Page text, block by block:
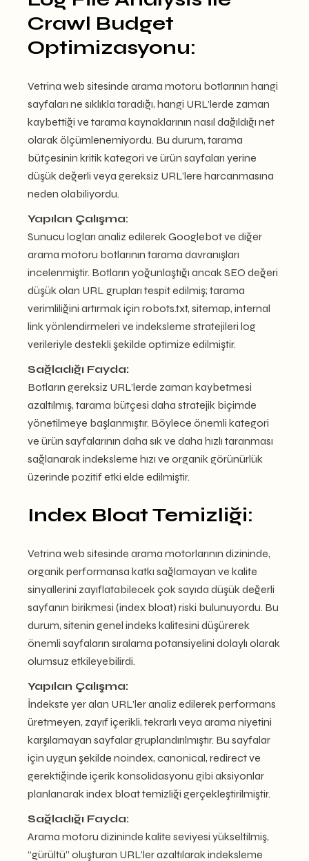
Crawl Budget
Optimizasyonu:
Vetrina web sitesinde arama motoru botlarının hangi
sayfaları ne sıklıkla taradığı, hangi URL’lerde zaman
kaybettiği ve tarama kaynaklarının nasıl dağıldığı net
olarak ölçümlenemiyordu. Bu durum, tarama
bütçesinin kritik kategori ve ürün sayfaları yerine
düşük değerli veya gereksiz URL’lere harcanmasına
neden olabiliyordu.
Yapılan Çalışma:
Sunucu logları analiz edilerek Googlebot ve diğer
arama motoru botlarının tarama davranışları
incelenmiştir. Botların yoğunlaştığı ancak SEO değeri
düşük olan URL grupları tespit edilmiş; tarama
verimliliğini artırmak için robots.txt, sitemap, internal
link yönlendirmeleri ve indeksleme stratejileri log
verileriyle destekli şekilde optimize edilmiştir.
Sağladığı Fayda:
Botların gereksiz URL’lerde zaman kaybetmesi
azaltılmış, tarama bütçesi daha stratejik biçimde
yönetilmeye başlanmıştır. Böylece önemli kategori
ve ürün sayfalarının daha sık ve daha hızlı taranması
sağlanarak indeksleme hızı ve organik görünürlük
üzerinde pozitif etki elde edilmiştir.
Index Bloat Temizliği:
Vetrina web sitesinde arama motorlarının dizininde,
organik performansa katkı sağlamayan ve kalite
sinyallerini zayıflatabilecek çok sayıda düşük değerli
sayfanın birikmesi (index bloat) riski bulunuyordu. Bu
durum, sitenin genel indeks kalitesini düşürerek
önemli sayfaların sıralama potansiyelini dolaylı olarak
olumsuz etkileyebilirdi.
Yapılan Çalışma:
İndekste yer alan URL’ler analiz edilerek performans
üretmeyen, zayıf içerikli, tekrarlı veya arama niyetini
karşılamayan sayfalar gruplandırılmıştır. Bu sayfalar
için uygun şekilde noindex, canonical, redirect ve
gerektiğinde içerik konsolidasyonu gibi aksiyonlar
planlanarak index bloat temizliği gerçekleştirilmiştir.
Sağladığı Fayda:
Arama motoru dizininde kalite seviyesi yükseltilmiş,
“gürültü” oluşturan URL’ler azaltılarak indeksleme